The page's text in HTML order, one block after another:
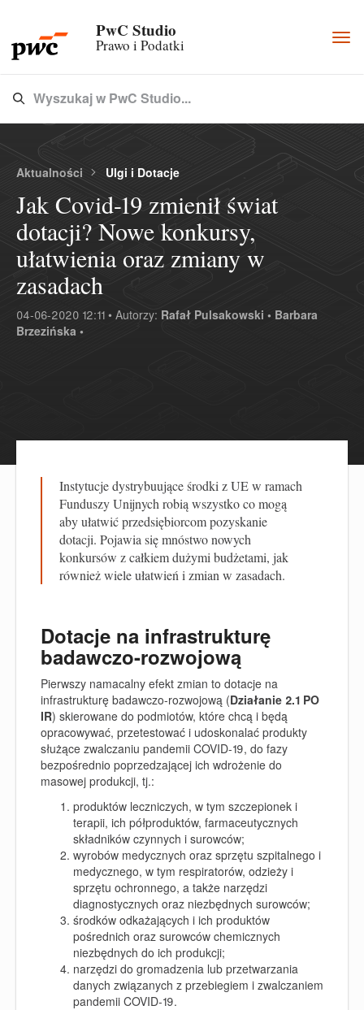
PwC Studio
Prawo i Podatki
Type 3 or more characters for results.
Wyszukaj w PwC Studio...
Aktualności Ulgi i Dotacje
Jak Covid-19 zmienił świat
dotacji? Nowe konkursy,
ułatwienia oraz zmiany w
zasadach
04-06-2020 12:11 • Autorzy: Rafał Pulsakowski • Barbara
Brzezińska •
Instytucje dystrybuujące środki z UE w ramach
Funduszy Unijnych robią wszystko co mogą
aby ułatwić przedsiębiorcom pozyskanie
dotacji. Pojawia się mnóstwo nowych
konkursów z całkiem dużymi budżetami, jak
również wiele ułatwień i zmian w zasadach.
Dotacje na infrastrukturę
badawczo-rozwojową
Pierwszy namacalny efekt zmian to dotacje na
infrastrukturę badawczo-rozwojową (Działanie 2.1 PO
IR) skierowane do podmiotów, które chcą i będą
opracowywać, przetestować i udoskonalać produkty
służące zwalczaniu pandemii COVID-19, do fazy
bezpośrednio poprzedzającej ich wdrożenie do
masowej produkcji, tj.:
produktów leczniczych, w tym szczepionek i
terapii, ich półproduktów, farmaceutycznych
składników czynnych i surowców;
wyrobów medycznych oraz sprzętu szpitalnego i
medycznego, w tym respiratorów, odzieży i
sprzętu ochronnego, a także narzędzi
diagnostycznych oraz niezbędnych surowców;
środków odkażających i ich produktów
pośrednich oraz surowców chemicznych
niezbędnych do ich produkcji;
narzędzi do gromadzenia lub przetwarzania
danych związanych z przebiegiem i zwalczaniem
pandemii COVID-19.